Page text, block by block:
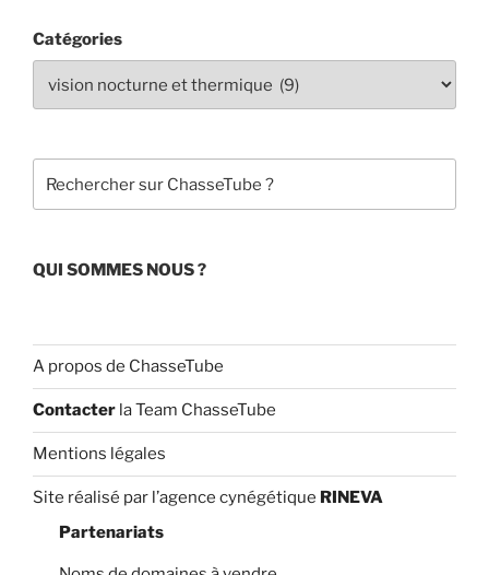
c
e
b
o
k
T
u
e
C
a
n
el
Catégories
QUI SOMMES NOUS ?
A propos de ChasseTube
Contacter la Team ChasseTube
Mentions légales
Site réalisé par l’agence cynégétique RINEVA
Partenariats